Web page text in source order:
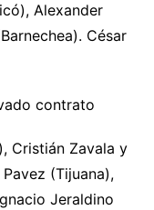
Alexander
César
contrato
Cristián Zavala y
(Tijuana),
Jeraldino